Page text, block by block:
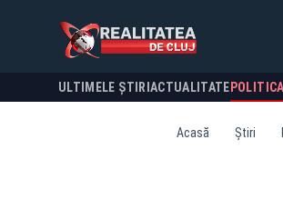
ULTIMELE ȘTIRI ACTUALITATE POLITICA
Acasă Știri